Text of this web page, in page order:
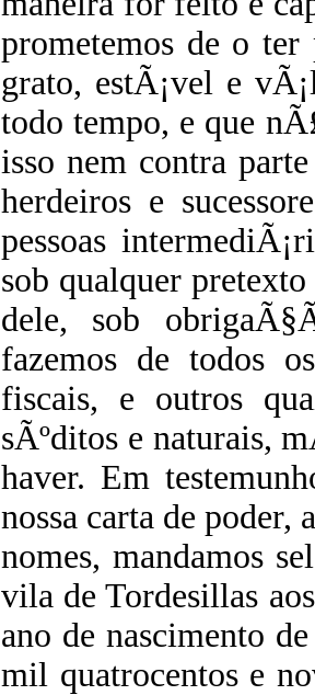
prometemos de o
grato, estÃ¡vel e
todo tempo, e que
isso nem contra
herdeiros e
pessoas
sob qualquer
dele, sob
fazemos de todos
fiscais, e outros
sÃºditos e naturais,
haver. Em
nossa carta de poder,
nomes, mandamos
vila de Tordesillas
ano de nascimento
mil quatrocentos e